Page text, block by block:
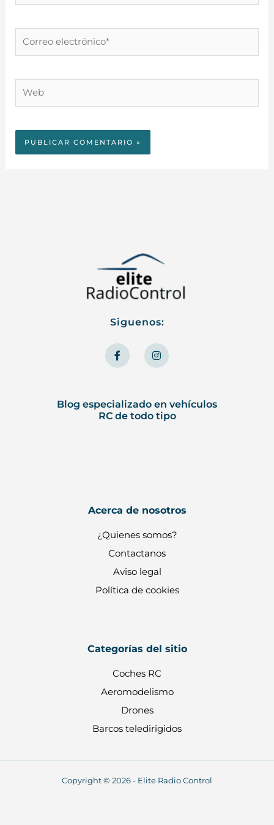
Correo
Siguenos:
F
a
c
e
o
k
-
I
n
s
t
r
a
m
Blog especializado en vehículos
RC de todo tipo
Acerca de nosotros
¿Quienes somos?
Contactanos
Aviso legal
Política de cookies
Categorías del sitio
Coches RC
Aeromodelismo
Drones
Barcos teledirigidos
Copyright © 2026 - Elite Radio Control